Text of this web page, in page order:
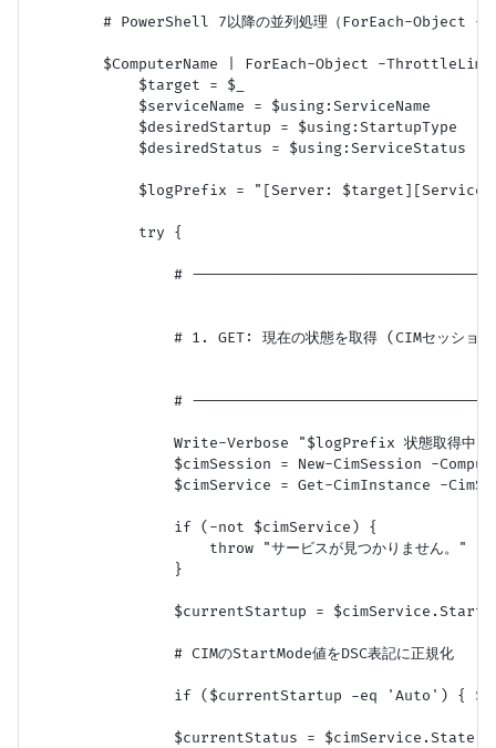
# PowerShell 7以降の並列処理（ForEach-Object -
$ComputerName | ForEach-Object -
            $target = $_
            $serviceName = $using:ServiceName
            $desiredStartup = $using:StartupType
            $desiredStatus = $using:ServiceStatus
$logPrefix = "[Server:
            try {
#
# 1. GET: 現在の状態を取得 (CIMセッション
#
Write-Verbose "$logPrefix 状態取得中
$cimSession = New-CimSession -
$cimService = Get-CimInstance -
                if (-not $cimService) {
                    throw "サービスが見つかりません。"
                }
$currentStartup =
                # CIMのStartMode値をDSC表記に正規化
if ($currentStartup -eq 'Auto') {
                $currentStatus = $cimService.State